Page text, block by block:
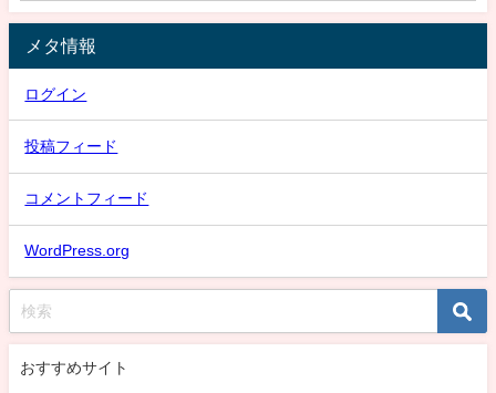
メタ情報
ログイン
投稿フィード
コメントフィード
WordPress.org
おすすめサイト